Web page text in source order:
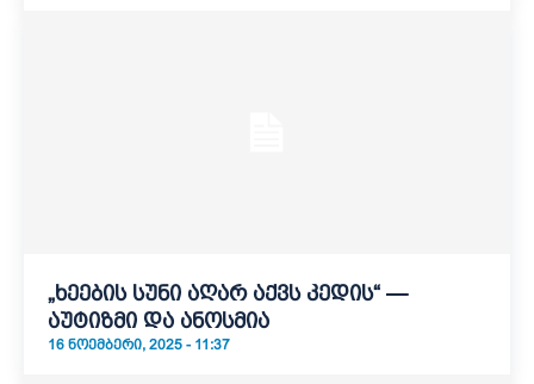
„ხეების სუნი აღარ აქვს კედის“ —
აუტიზმი და ანოსმია
16 ᲜᲝᲔᲛᲑᲔᲠᲘ, 2025 - 11:37